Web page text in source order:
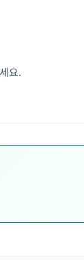
요.